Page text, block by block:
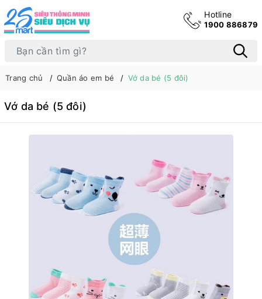
Hotline
1900 886879
Trang chủ Quần áo em bé Vớ da bé (5 đôi)
Vớ da bé (5 đôi)